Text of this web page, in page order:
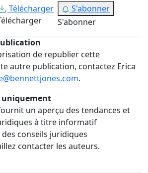
Télécharger
S'abonner
S'abonner
de republier cette
autre publication, contactez Erica
.
un aperçu des tendances et
à titre informatif
conseils juridiques
contacter les auteurs.